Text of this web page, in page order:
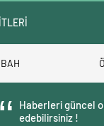
Haberleri güncel
edebilirsiniz !